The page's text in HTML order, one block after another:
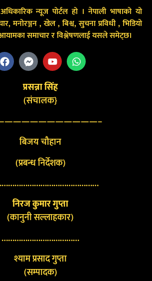
न्यूज पोर्टल हो । नेपाली भाषाको यो
मनोरञ्जन , खेल , बिश्व, सुचना प्रविधी , भिडियो
समाचार र विश्लेषणलाई यसले समेट्छ।
प्रसन्ना सिंह
(संचालक}
बिजय चौहान
(प्रबन्ध निर्देशक)
निरज कुमार गुप्ता
(कानुनी सल्लाहकार)
………………………………
श्याम प्रसाद गुप्ता
(सम्पादक)